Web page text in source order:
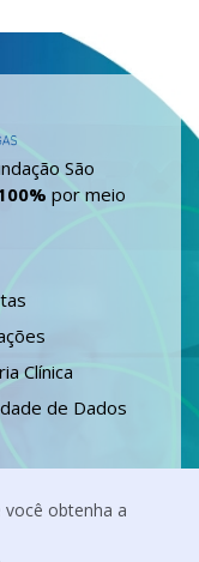
você obtenha a
São
por meio
Clínica
de Dados
Campestre,